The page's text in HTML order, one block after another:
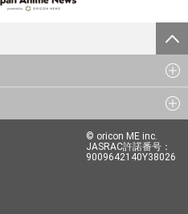
© oricon ME inc.
JASRAC許諾番号：
9009642140Y38026